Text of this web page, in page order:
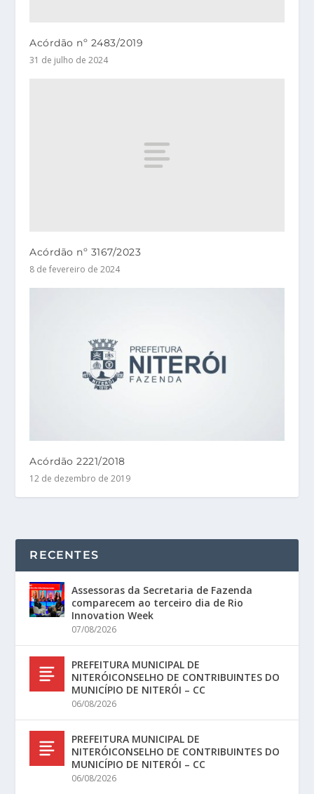
Acórdão nº 2483/2019
31 de julho de 2024
Acórdão nº 3167/2023
8 de fevereiro de 2024
Acórdão 2221/2018
12 de dezembro de 2019
RECENTES
Assessoras da Secretaria de Fazenda
comparecem ao terceiro dia de Rio
Innovation Week
07/08/2026
PREFEITURA MUNICIPAL DE
NITERÓICONSELHO DE CONTRIBUINTES DO
MUNICÍPIO DE NITERÓI – CC
06/08/2026
PREFEITURA MUNICIPAL DE
NITERÓICONSELHO DE CONTRIBUINTES DO
MUNICÍPIO DE NITERÓI – CC
06/08/2026